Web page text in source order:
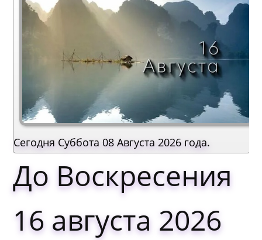
Сегодня Суббота 08 Августа 2026 года.
До Воскресения
16 августа 2026